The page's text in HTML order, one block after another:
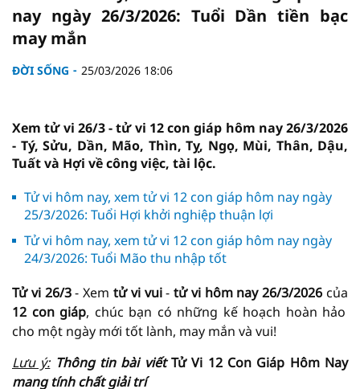
nay ngày 26/3/2026: Tuổi Dần tiền bạc
may mắn
ĐỜI SỐNG 25/03/2026 18:06
Xem tử vi 26/3 - tử vi 12 con giáp hôm nay 26/3/2026
- Tý, Sửu, Dần, Mão, Thìn, Tỵ, Ngọ, Mùi, Thân, Dậu,
Tuất và Hợi về công việc, tài lộc.
Tử vi hôm nay, xem tử vi 12 con giáp hôm nay ngày
25/3/2026: Tuổi Hợi khởi nghiệp thuận lợi
Tử vi hôm nay, xem tử vi 12 con giáp hôm nay ngày
24/3/2026: Tuổi Mão thu nhập tốt
Tử vi 26/3- Xem tử vi vui-tử vi hôm nay 26/3/2026 của
12 con giáp, chúc bạn có những kế hoạch hoàn hảo
cho một ngày mới tốt lành, may mắn và vui!
Lưu ý: Thông tin bài viếtTử Vi 12 Con Giáp Hôm Nay
mang tính chất giải trí